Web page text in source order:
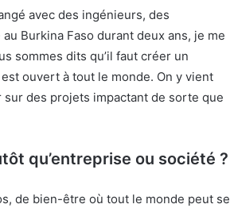
avec des ingénieurs, des
Burkina Faso durant deux ans, je me
sommes dits qu’il faut créer un
ouvert à tout le monde. On y vient
des projets impactant de sorte que
qu’entreprise ou société ?
de bien-être où tout le monde peut se